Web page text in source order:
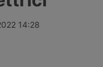
stimata
Nessuna
14:28